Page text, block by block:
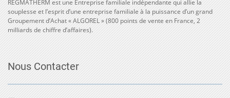
REGMATHERM est une Entreprise familiale indépendante qui allie la
souplesse et l’esprit d’une entreprise familiale à la puissance d’un grand
Groupement d’Achat « ALGOREL » (800 points de vente en France, 2
milliards de chiffre d’affaires).
Nous Contacter